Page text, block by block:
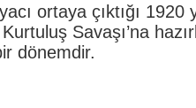
ortaya çıktığı 1920
Kurtuluş Savaşı’na
dönemdir.